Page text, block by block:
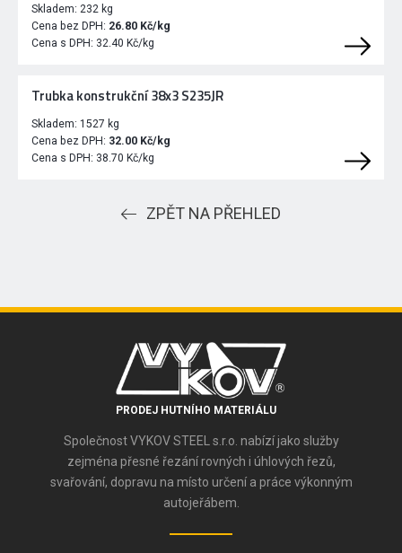
Skladem: 232 kg
Cena bez DPH: 26.80 Kč/kg
Cena s DPH: 32.40 Kč/kg
Trubka konstrukční 38x3 S235JR
Skladem: 1527 kg
Cena bez DPH: 32.00 Kč/kg
Cena s DPH: 38.70 Kč/kg
ZPĚT NA PŘEHLED
PRODEJ HUTNÍHO MATERIÁLU
Společnost VYKOV STEEL s.r.o. nabízí jako služby
zejména přesné řezání rovných i úhlových řezů,
svařování, dopravu na místo určení a práce výkonným
autojeřábem.